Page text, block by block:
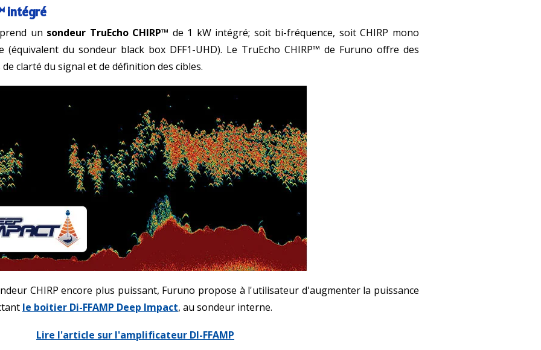
intégré
un sondeur TruEcho CHIRP™ de 1 kW intégré; soit bi-fréquence, soit CHIRP mono
(équivalent du sondeur black box DFF1-UHD). Le TruEcho CHIRP™ de Furuno offre des
clarté du signal et de définition des cibles.
CHIRP encore plus puissant, Furuno propose à l'utilisateur d'augmenter la puissance
le boitier Di-FFAMP Deep Impact, au sondeur interne.
Lire l'article sur l'amplificateur DI-FFAMP